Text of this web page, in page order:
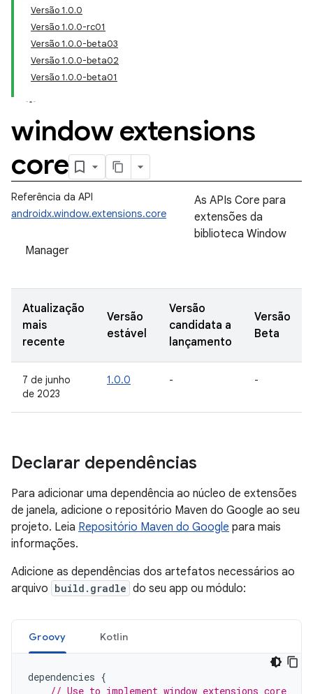
Versão 1.0.0
Versão 1.0.0-rc01
Versão 1.0.0-beta03
Versão 1.0.0-beta02
Versão 1.0.0-beta01
window extensions
core
Referência da API
androidx.window.extensions.core
As APIs Core para
extensões da
biblioteca Window
Manager
Atualização
mais
recente
Versão
estável
Versão
candidata a
lançamento
Versão
Beta
7 de junho
de 2023
1.0.0 - -
Declarar dependências
Para adicionar uma dependência ao núcleo de extensões
de janela, adicione o repositório Maven do Google ao seu
projeto. Leia Repositório Maven do Google para mais
informações.
Adicione as dependências dos artefatos necessários ao
arquivo build.gradle do seu app ou módulo:
Groovy Kotlin
dependencies {
// Use to implement window extensions core